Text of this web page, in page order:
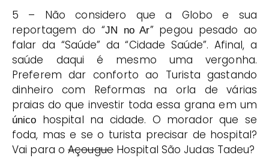
5 – Não considero que a Globo e sua
reportagem do “JN no Ar” pegou pesado ao
falar da “Saúde” da “Cidade Saúde”. Afinal, a
saúde daqui é mesmo uma vergonha.
Preferem dar conforto ao Turista gastando
dinheiro com Reformas na orla de várias
praias do que investir toda essa grana em um
único hospital na cidade. O morador que se
foda, mas e se o turista precisar de hospital?
Vai para oAçougueHospital São Judas Tadeu?